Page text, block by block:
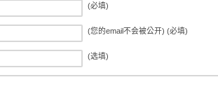
(必填)
(您的email不会被公开) (必填)
(选填)